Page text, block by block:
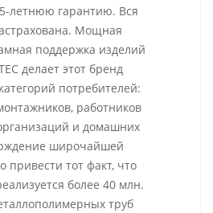
летнюю гарантию. Вся
Мощная
поддержка изделий
делает этот бренд
потребителей:
работников
и домашних
широчайшей
привести тот факт, что
более 40 млн.
труб